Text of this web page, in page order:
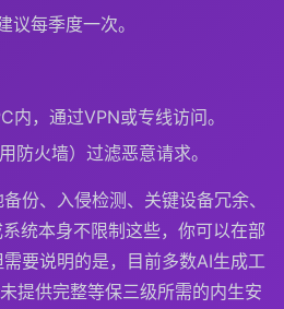
议每季度一次。
内，通过VPN或专线访问。
防火墙）过滤恶意请求。
份、入侵检测、关键设备冗余、
统本身不限制这些，你可以在部
要说明的是，目前多数AI生成工
提供完整等保三级所需的内生安